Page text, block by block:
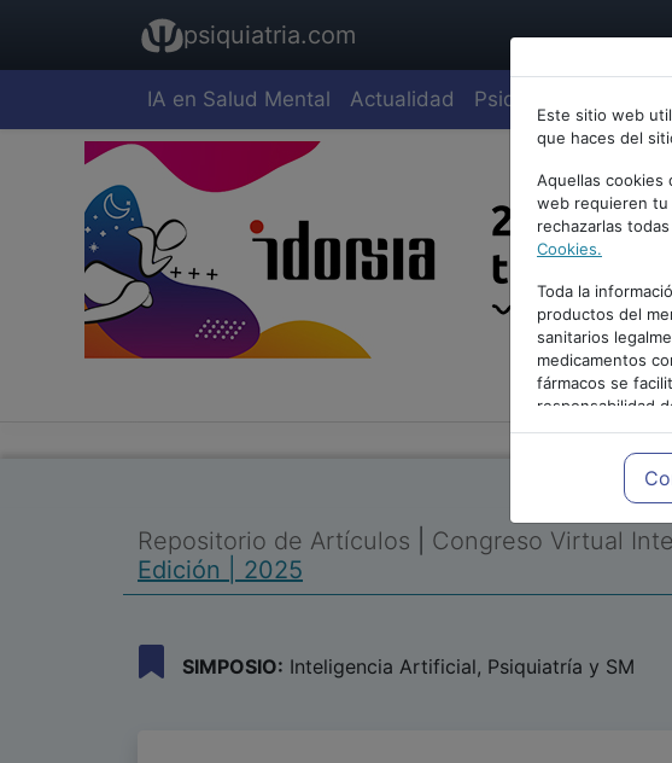
psiquiatria.com
IA en Salud Mental Actualidad Psiquiatría
Este sitio web
que haces del
Aquellas cookies
web requieren tu
rechazarlas
Cookies.
Toda la
productos del
sanitarios
medicamentos
fármacos se
responsabilidad
medicamentos y
adecuado a las
Repositorio de Artículos Congreso Virtual
Edición | 2025
SIMPOSIO: Inteligencia Artificial, Psiquiatría y SM